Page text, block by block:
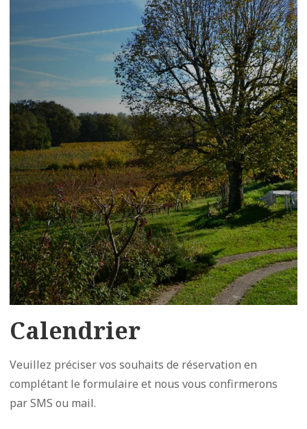
Calendrier
Veuillez préciser vos souhaits de réservation en
complétant le formulaire et nous vous confirmerons
par SMS ou mail.